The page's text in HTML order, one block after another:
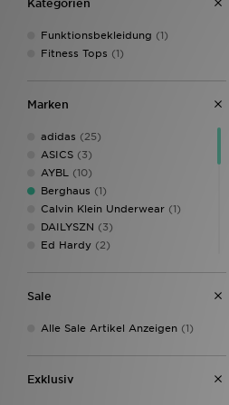
Kategorien
Funktionsbekleidung (1)
Fitness Tops (1)
Marken
adidas (25)
ASICS (3)
AYBL (10)
Berghaus (1)
Calvin Klein Underwear (1)
DAILYSZN (3)
Ed Hardy (2)
Jordan
Levi's(14)
Macron(1)
Sale
Alle Sale Artikel Anzeigen (1)
Exklusiv